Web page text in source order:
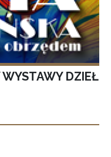
WYSTAWY DZIEŁ